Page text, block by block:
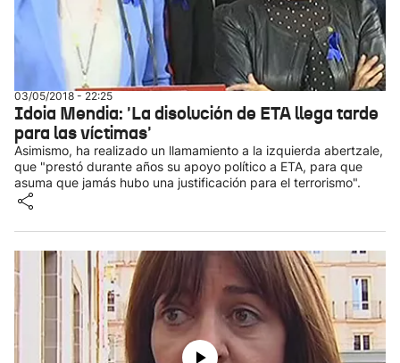
03/05/2018 - 22:25
Idoia Mendia: 'La disolución de ETA llega tarde
para las víctimas'
Asimismo, ha realizado un llamamiento a la izquierda abertzale,
que "prestó durante años su apoyo político a ETA, para que
asuma que jamás hubo una justificación para el terrorismo".